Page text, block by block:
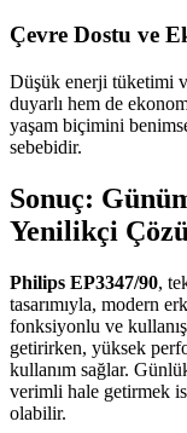
Çevre Dostu ve
Düşük enerji tüketimi
duyarlı hem de
yaşam biçimini
sebebidir.
Sonuç:
Yenilikçi
Philips EP3347/90,
tasarımıyla, modern
fonksiyonlu ve
getirirken, yüksek
kullanım sağlar.
verimli hale getirmek
olabilir.